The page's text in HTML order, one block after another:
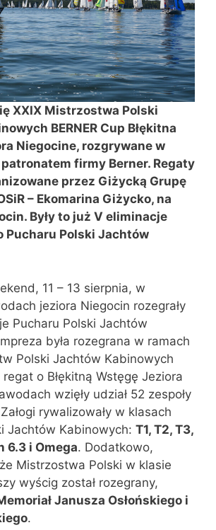
XXIX Mistrzostwa Polski
BERNER Cup Błękitna
Niegocine, rozgrywane w
firmy Berner. Regaty
przez Giżycką Grupę
– Ekomarina Giżycko, na
Były to już V eliminacje
Pucharu Polski Jachtów
11 – 13 sierpnia, w
jeziora Niegocin rozegrały
Pucharu Polski Jachtów
była rozegrana w ramach
Polski Jachtów Kabinowych
regat o Błękitną Wstęgę Jeziora
wzięły udział 52 zespoły
rywalizowały w klasach
Jachtów Kabinowych: T1, T2, T3,
6.3 i Omega. Dodatkowo,
Mistrzostwa Polski w klasie
wyścig został rozegrany,
Janusza Osłońskiego i
.